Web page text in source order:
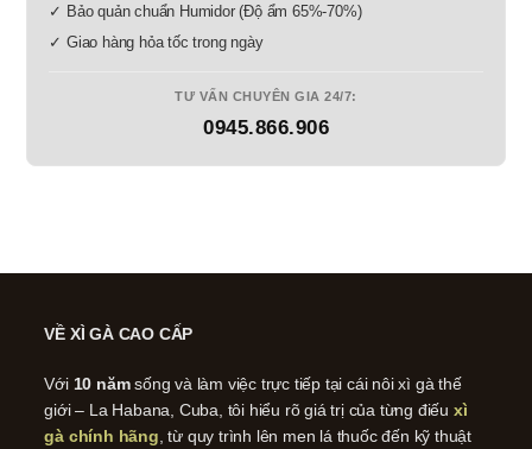
✓ Bảo quản chuẩn Humidor (Độ ẩm 65%-70%)
✓ Giao hàng hỏa tốc trong ngày
TƯ VẤN CHUYÊN GIA 24/7:
0945.866.906
VỀ XÌ GÀ CAO CẤP
Với 10 nămsống và làm việc trực tiếp tại cái nôi xì gà thế
giới – La Habana, Cuba, tôi hiểu rõ giá trị của từng điếu xì
gà chính hãng , từ quy trình lên men lá thuốc đến kỹ thuật